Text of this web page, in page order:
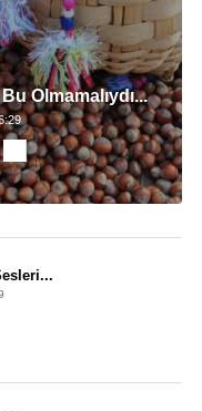
Olmamalıydı...